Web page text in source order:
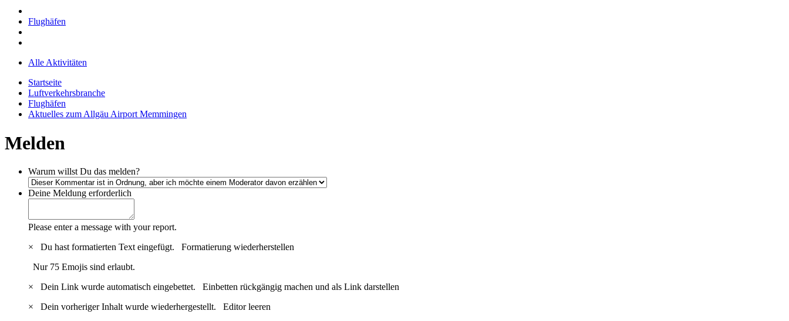
Flughäfen
Alle Aktivitäten
Startseite
Luftverkehrsbranche
Flughäfen
Aktuelles zum Allgäu Airport Memmingen
Melden
Warum willst Du das melden?
Deine Meldung erforderlich
Please enter a message with your report.
×
Du hast formatierten Text eingefügt. Formatierung wiederherstellen
Nur 75 Emojis sind erlaubt.
×
Dein Link wurde automatisch eingebettet. Einbetten rückgängig machen und als Link darstellen
×
Dein vorheriger Inhalt wurde wiederhergestellt. Editor leeren